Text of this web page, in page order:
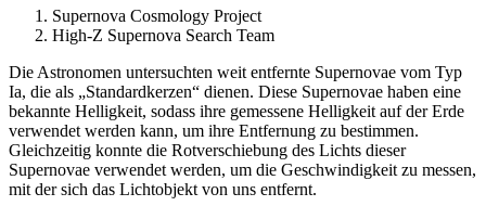
Supernova Cosmology Project
High-Z Supernova Search Team
Die Astronomen untersuchten weit entfernte Supernovae vom Typ
Ia, die als „Standardkerzen“ dienen. Diese Supernovae haben eine
bekannte Helligkeit, sodass ihre gemessene Helligkeit auf der Erde
verwendet werden kann, um ihre Entfernung zu bestimmen.
Gleichzeitig konnte die Rotverschiebung des Lichts dieser
Supernovae verwendet werden, um die Geschwindigkeit zu messen,
mit der sich das Lichtobjekt von uns entfernt.